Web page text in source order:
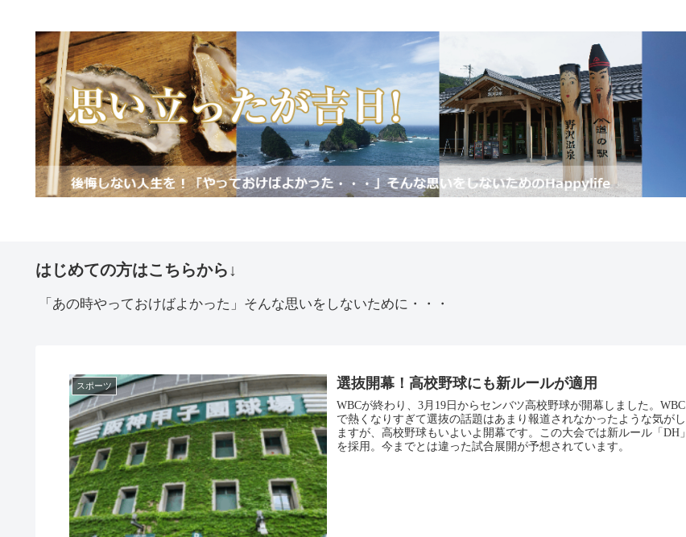
はじめての方はこちらから↓
「あの時やっておけばよかった」そんな思いをしないために・・・
スポーツ 選抜開幕！高校野球にも新ルールが適用
WBCが終わり、3月19日からセンバツ高校野球が開幕しました。WBC
で熱くなりすぎて選抜の話題はあまり報道されなかったような気がし
ますが、高校野球もいよいよ開幕です。この大会では新ルール「DH」
を採用。今までとは違った試合展開が予想されています。